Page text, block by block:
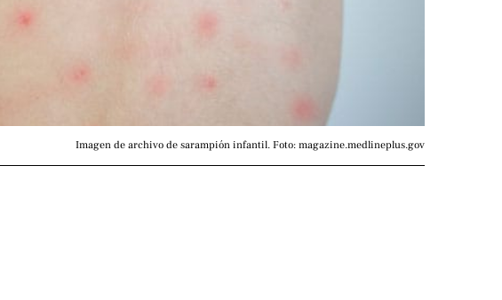
Imagen de archivo de sarampión infantil. Foto: magazine.medlineplus.gov